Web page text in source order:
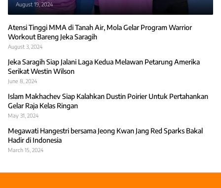
August 19, 2024
Atensi Tinggi MMA di Tanah Air, Mola Gelar Program Warrior
Workout Bareng Jeka Saragih
August 3, 2024
Jeka Saragih Siap Jalani Laga Kedua Melawan Petarung Amerika
Serikat Westin Wilson
June 8, 2024
Islam Makhachev Siap Kalahkan Dustin Poirier Untuk Pertahankan
Gelar Raja Kelas Ringan
May 31, 2024
Megawati Hangestri bersama Jeong Kwan Jang Red Sparks Bakal
Hadir di Indonesia
March 15, 2024